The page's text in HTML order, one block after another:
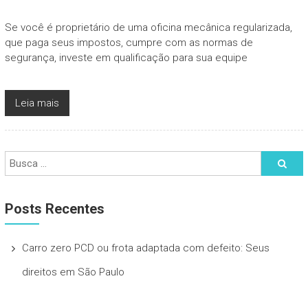
Se você é proprietário de uma oficina mecânica regularizada,
que paga seus impostos, cumpre com as normas de
segurança, investe em qualificação para sua equipe
Leia mais
Posts Recentes
Carro zero PCD ou frota adaptada com defeito: Seus
direitos em São Paulo